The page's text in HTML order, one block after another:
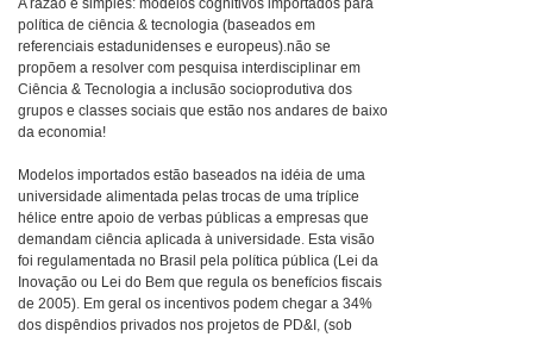
A razão é simples: modelos cognitivos importados para
política de ciência & tecnologia (baseados em
referenciais estadunidenses e europeus).não se
propõem a resolver com pesquisa interdisciplinar em
Ciência & Tecnologia a inclusão socioprodutiva dos
grupos e classes sociais que estão nos andares de baixo
da economia!
Modelos importados estão baseados na idéia de uma
universidade alimentada pelas trocas de uma tríplice
hélice entre apoio de verbas públicas a empresas que
demandam ciência aplicada à universidade. Esta visão
foi regulamentada no Brasil pela política pública (Lei da
Inovação ou Lei do Bem que regula os benefícios fiscais
de 2005). Em geral os incentivos podem chegar a 34%
dos dispêndios privados nos projetos de PD&I, (sob